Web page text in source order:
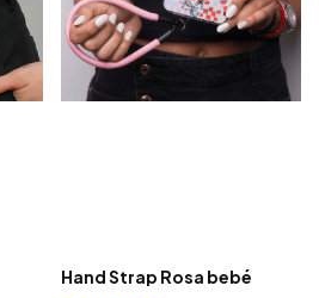
Hand Strap Rosa bebé